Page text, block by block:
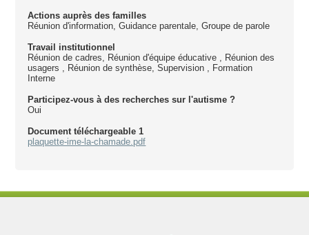
Actions auprès des familles
Réunion d'information, Guidance parentale, Groupe de parole
Travail institutionnel
Réunion de cadres, Réunion d'équipe éducative , Réunion des
usagers , Réunion de synthèse, Supervision , Formation
Interne
Participez-vous à des recherches sur l'autisme ?
Oui
Document téléchargeable 1
plaquette-ime-la-chamade.pdf